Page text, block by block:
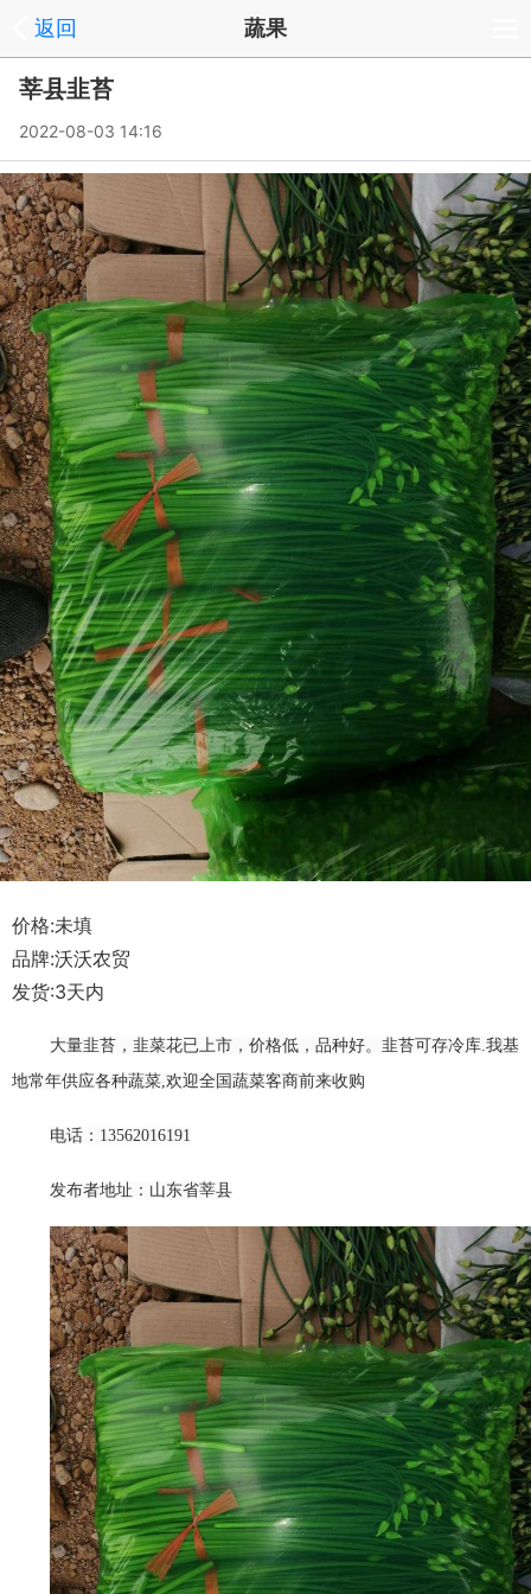
返回 蔬果
莘县韭苔
2022-08-03 14:16
价格:未填
品牌:沃沃农贸
发货:3天内
大量韭苔，韭菜花已上市，价格低，品种好。韭苔可存冷库.我基
地常年供应各种蔬菜,欢迎全国蔬菜客商前来收购
电话：13562016191
发布者地址：山东省莘县